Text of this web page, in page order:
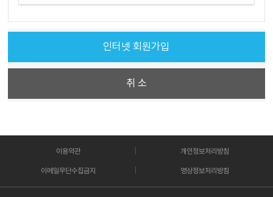
서명을 하고 예약자확인 절차를 마친 때에 성립된다. 예약을 하지
제4조 (약관의 명시, 설명의무)
사업자는 이 약관을 프론트 기타 이용자가 보기 쉬운 곳에
게시하여야 하며, 이용자가 회원가입계약 또는 골프장
들었던 이용자에게는 이 약관의 변경된 내용이 없으면 그의
동의를 얻어 설명하지 아니할 수 있다.
인터넷 회원가입
취 소
이용약관 개인정보처리방침
이메일무단수집금지 영상정보처리방침